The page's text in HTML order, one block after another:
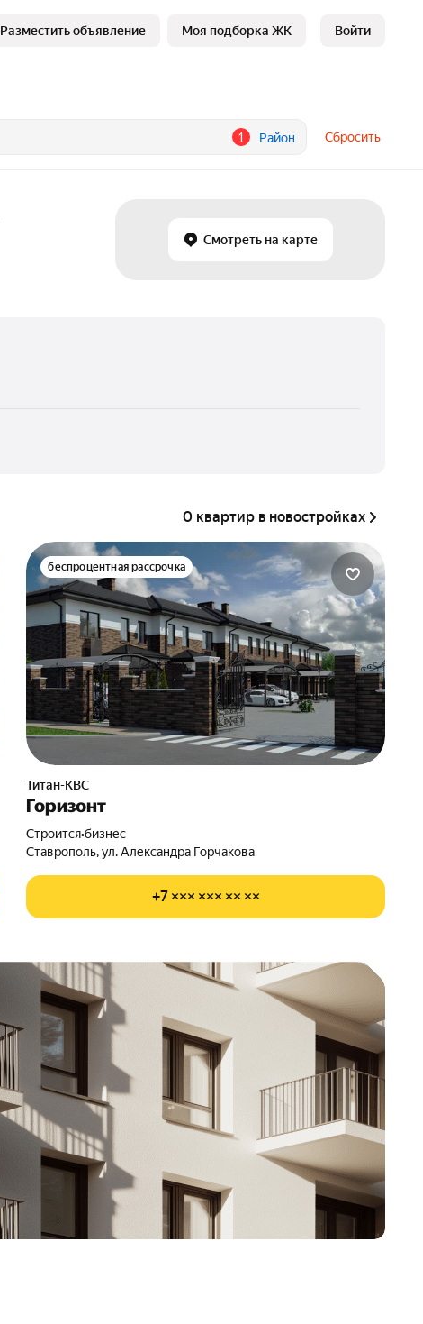
Разместить объявление Моя подборка ЖК Войти
1 Район Сбросить
Смотреть на карте
0 квартир в новостройках
беспроцентная рассрочка
Титан-КВС
Горизонт
Строится•бизнес
Ставрополь, ул. Александра Горчакова
+7 ××× ××× ×× ××